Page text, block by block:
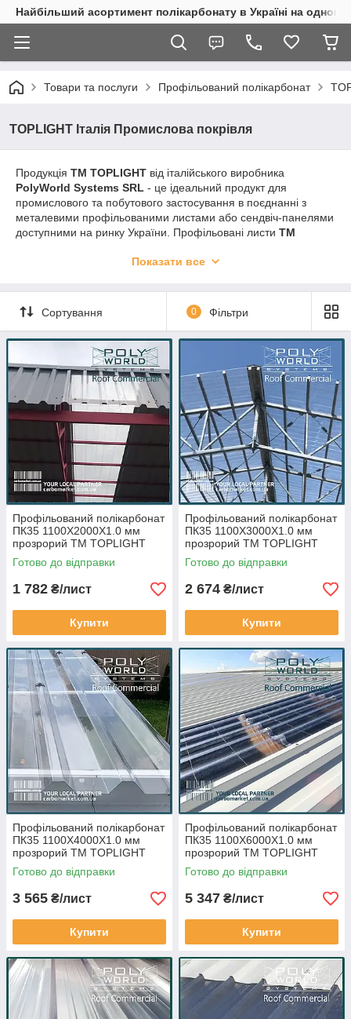
Найбільший асортимент полікарбонату в Україні на одному
Товари та послуги Профільований полікарбонат
TOPLIGHT Італія Промислова покрівля
Продукція ТМ TOPLIGHT від італійського виробника
PolyWorld Systems SRL - це ідеальний продукт для
промислового та побутового застосування в поєднанні з
металевими профільованими листами або сендвіч-панелями
доступними на ринку України. Профільовані листи ТМ
покрівельного застосування.Показати все
Сортування 0 Фільтри
Профільований полікарбонат
ПК35 1100Х2000Х1.0 мм
прозрорий ТМ TOPLIGHT
Klockner T207/35 Італія
Готово до відправки
1 782 ₴/лист
Купити
Профільований полікарбонат
ПК35 1100Х3000Х1.0 мм
прозрорий ТМ TOPLIGHT
Klockner T207/35 Італія
Готово до відправки
2 674 ₴/лист
Купити
Профільований полікарбонат
ПК35 1100Х4000Х1.0 мм
прозрорий ТМ TOPLIGHT
Klockner T207/35 Італія
Готово до відправки
3 565 ₴/лист
Купити
Профільований полікарбонат
ПК35 1100Х6000Х1.0 мм
прозрорий ТМ TOPLIGHT
Klockner T207/35 Італія
Готово до відправки
5 347 ₴/лист
Купити